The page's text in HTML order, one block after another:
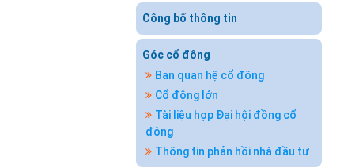
Công bố thông tin
Góc cổ đông
Ban quan hệ cổ đông
Cổ đông lớn
Tài liệu họp Đại hội đồng cổ
đông
Thông tin phản hồi nhà đầu tư